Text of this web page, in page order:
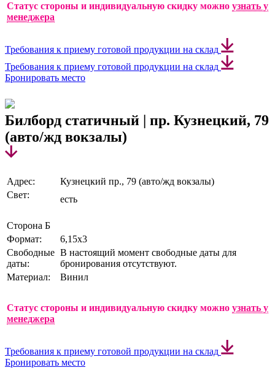
Статус стороны и индивидуальную скидку можно узнать у
менеджера
Требования к приему готовой продукции на склад
Требования к приему готовой продукции на склад
Бронировать место
Билборд статичный | пр. Кузнецкий, 79
(авто/жд вокзалы)
Адрес:
Кузнецкий пр., 79 (авто/жд вокзалы)
Свет:
есть
Сторона Б
Формат:
6,15х3
Свободные
даты:
В настоящий момент свободные даты для
бронирования отсутствуют.
Материал:
Винил
Статус стороны и индивидуальную скидку можно узнать у
менеджера
Требования к приему готовой продукции на склад
Бронировать место